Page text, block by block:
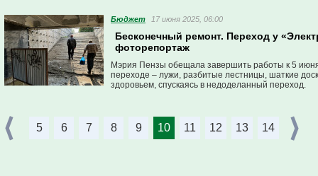
Бюджет 17 июня 2025, 06:00
Бесконечный ремонт. Переход у
фоторепортаж
Мэрия Пензы обещала завершить работы к 5
переходе – лужи, разбитые лестницы, шаткие
здоровьем, спускаясь в недоделанный переход.
5 6 7 8 9 10 11 12 13 14